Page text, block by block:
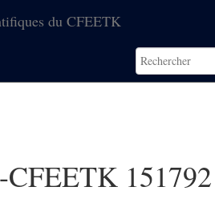
du CFEETK
CFEETK 151792